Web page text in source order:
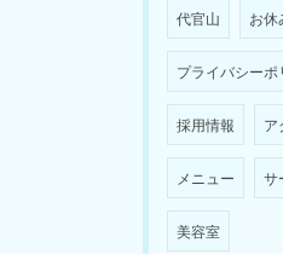
代官山 お休
プライバシーポ
採用情報 ア
メニュー サ
美容室